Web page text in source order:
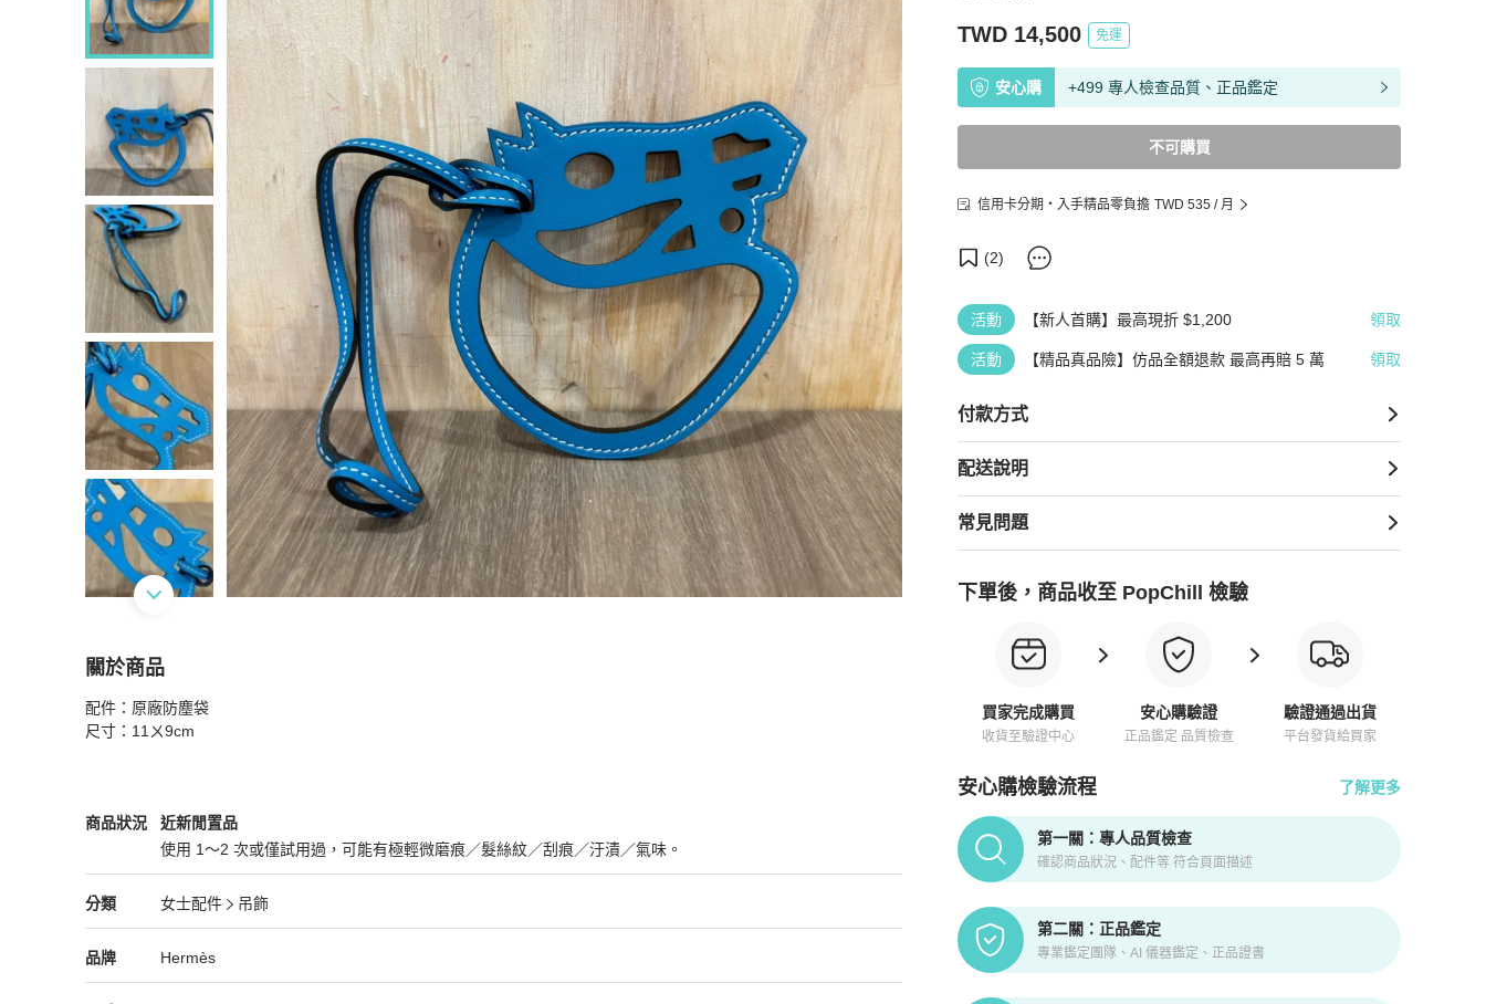
TWD 14,500 免運
安心購 +499 專人檢查品質、正品鑑定
不可購買
信用卡分期・入手精品零負擔 TWD 535 / 月
(2)
活動 【新人首購】最高現折 $1,200 領取
活動 【精品真品險】仿品全額退款 最高再賠 5 萬 領取
付款方式
配送說明
常見問題
下單後，商品收至 PopChill 檢驗
買家完成購買
收貨至驗證中心
安心購驗證
正品鑑定 品質檢查
驗證通過出貨
平台發貨給買家
安心購檢驗流程 了解更多
PopChill拍拍圈正品驗證、安心購檢驗流程介紹
第一關：專人品質檢查
確認商品狀況、配件等 符合頁面描述
第二關：正品鑑定
專業鑑定團隊、AI 儀器鑑定、正品證書
關於商品
關於 HERMES 愛馬仕 Paddock Cheval Bag Charm 藍色 皮革 縷空 馬頭
配件：原廠防塵袋
尺寸：11ㄨ9cm
商品狀況
Hermès女士配件商品狀態與細節
近新閒置品
使用 1～2 次或僅試用過，可能有極輕微磨痕／髮絲紋／刮痕／汙漬／氣味。
近新閒置品
分類
Hermès 女士配件分類資訊
女士配件
吊飾
女士配件/吊飾推薦
品牌
Hermès 精品女士配件
Hermès
Hermès 推薦清單